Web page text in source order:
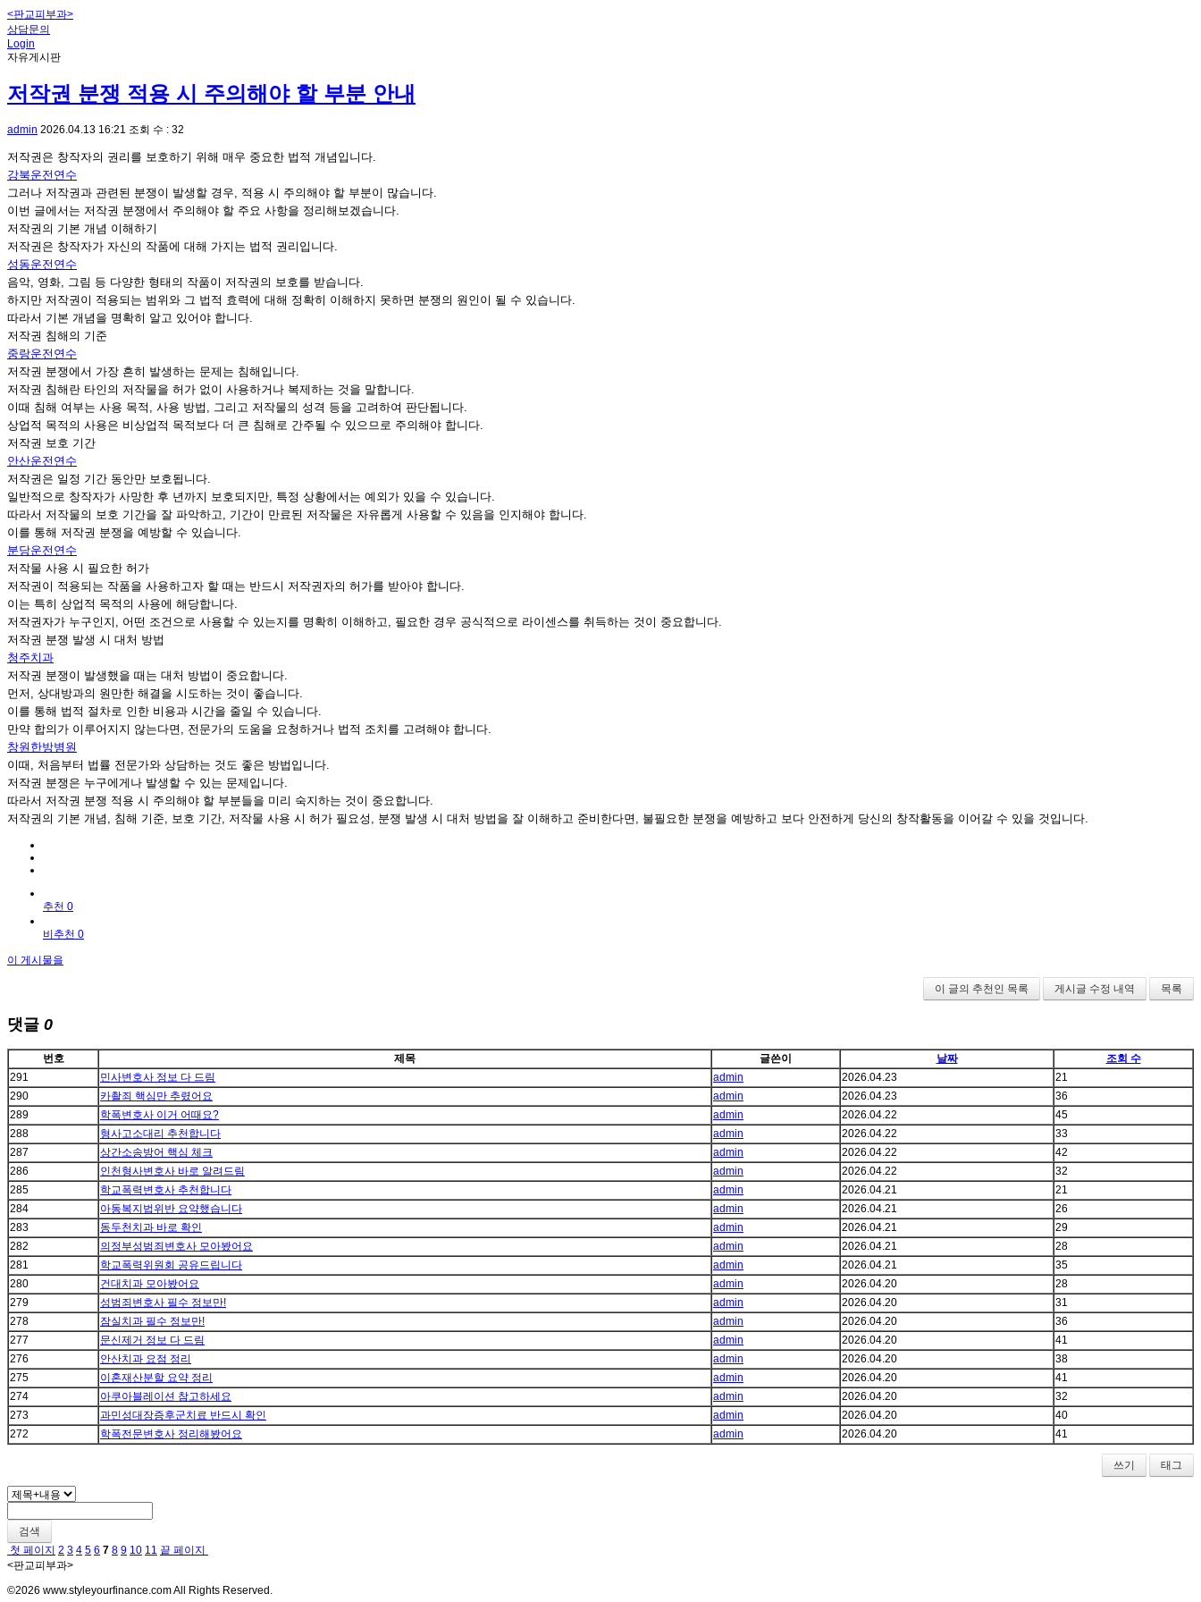
<판교피부과>
상담문의
Login
자유게시판
저작권 분쟁 적용 시 주의해야 할 부분 안내
admin 2026.04.13 16:21 조회 수 : 32
저작권은 창작자의 권리를 보호하기 위해 매우 중요한 법적 개념입니다.
강북운전연수
그러나 저작권과 관련된 분쟁이 발생할 경우, 적용 시 주의해야 할 부분이 많습니다.
이번 글에서는 저작권 분쟁에서 주의해야 할 주요 사항을 정리해보겠습니다.
저작권의 기본 개념 이해하기
저작권은 창작자가 자신의 작품에 대해 가지는 법적 권리입니다.
성동운전연수
음악, 영화, 그림 등 다양한 형태의 작품이 저작권의 보호를 받습니다.
하지만 저작권이 적용되는 범위와 그 법적 효력에 대해 정확히 이해하지 못하면 분쟁의 원인이 될 수 있습니다.
따라서 기본 개념을 명확히 알고 있어야 합니다.
저작권 침해의 기준
중랑운전연수
저작권 분쟁에서 가장 흔히 발생하는 문제는 침해입니다.
저작권 침해란 타인의 저작물을 허가 없이 사용하거나 복제하는 것을 말합니다.
이때 침해 여부는 사용 목적, 사용 방법, 그리고 저작물의 성격 등을 고려하여 판단됩니다.
상업적 목적의 사용은 비상업적 목적보다 더 큰 침해로 간주될 수 있으므로 주의해야 합니다.
저작권 보호 기간
안산운전연수
저작권은 일정 기간 동안만 보호됩니다.
일반적으로 창작자가 사망한 후 년까지 보호되지만, 특정 상황에서는 예외가 있을 수 있습니다.
따라서 저작물의 보호 기간을 잘 파악하고, 기간이 만료된 저작물은 자유롭게 사용할 수 있음을 인지해야 합니다.
이를 통해 저작권 분쟁을 예방할 수 있습니다.
분당운전연수
저작물 사용 시 필요한 허가
저작권이 적용되는 작품을 사용하고자 할 때는 반드시 저작권자의 허가를 받아야 합니다.
이는 특히 상업적 목적의 사용에 해당합니다.
저작권자가 누구인지, 어떤 조건으로 사용할 수 있는지를 명확히 이해하고, 필요한 경우 공식적으로 라이센스를 취득하는 것이 중요합니다.
저작권 분쟁 발생 시 대처 방법
청주치과
저작권 분쟁이 발생했을 때는 대처 방법이 중요합니다.
먼저, 상대방과의 원만한 해결을 시도하는 것이 좋습니다.
이를 통해 법적 절차로 인한 비용과 시간을 줄일 수 있습니다.
만약 합의가 이루어지지 않는다면, 전문가의 도움을 요청하거나 법적 조치를 고려해야 합니다.
창원한방병원
이때, 처음부터 법률 전문가와 상담하는 것도 좋은 방법입니다.
저작권 분쟁은 누구에게나 발생할 수 있는 문제입니다.
따라서 저작권 분쟁 적용 시 주의해야 할 부분들을 미리 숙지하는 것이 중요합니다.
저작권의 기본 개념, 침해 기준, 보호 기간, 저작물 사용 시 허가 필요성, 분쟁 발생 시 대처 방법을 잘 이해하고 준비한다면, 불필요한 분쟁을 예방하고 보다 안전하게 당신의 창작활동을 이어갈 수 있을 것입니다.
추천 0
비추천 0
이 게시물을
이 글의 추천인 목록 게시글 수정 내역 목록
댓글 0
번호 제목 글쓴이 날짜
조회 수
291
민사변호사 정보 다 드림 admin 2026.04.23
21
290
카촬죄 핵심만 추렸어요 admin 2026.04.23
36
289
학폭변호사 이거 어때요? admin 2026.04.22
45
288
형사고소대리 추천합니다 admin 2026.04.22
33
287
상간소송방어 핵심 체크 admin 2026.04.22
42
286
인천형사변호사 바로 알려드림 admin 2026.04.22
32
285
학교폭력변호사 추천합니다 admin 2026.04.21
21
284
아동복지법위반 요약했습니다 admin 2026.04.21
26
283
동두천치과 바로 확인 admin 2026.04.21
29
282
의정부성범죄변호사 모아봤어요 admin 2026.04.21
28
281
학교폭력위원회 공유드립니다 admin 2026.04.21
35
280
건대치과 모아봤어요 admin 2026.04.20
28
279
성범죄변호사 필수 정보만! admin 2026.04.20
31
278
잠실치과 필수 정보만! admin 2026.04.20
36
277
문신제거 정보 다 드림 admin 2026.04.20
41
276
안산치과 요점 정리 admin 2026.04.20
38
275
이혼재산분할 요약 정리 admin 2026.04.20
41
274
아쿠아블레이션 참고하세요 admin 2026.04.20
32
273
과민성대장증후군치료 반드시 확인 admin 2026.04.20
40
272
학폭전문변호사 정리해봤어요 admin 2026.04.20 41
쓰기 태그
검색
첫 페이지 2 3 4 5 6 7 8 9 10 11 끝 페이지
<판교피부과>
©2026 www.styleyourfinance.com All Rights Reserved.